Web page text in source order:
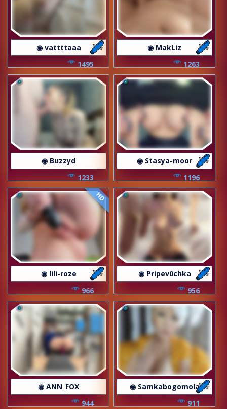
◉ vattttaaa
1495
◉ MakLiz
1263
◉ Buzzyd
1233
◉ Stasya-moor
1196
HD
◉ lili-roze
966
◉ Pripev0chka
956
◉ ANN_FOX
944
◉ Samkabogomola
911